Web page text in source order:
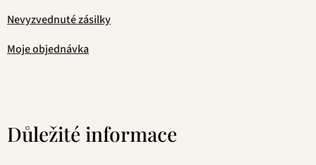
Nevyzvednuté zásilky
Moje objednávka
Důležité informace